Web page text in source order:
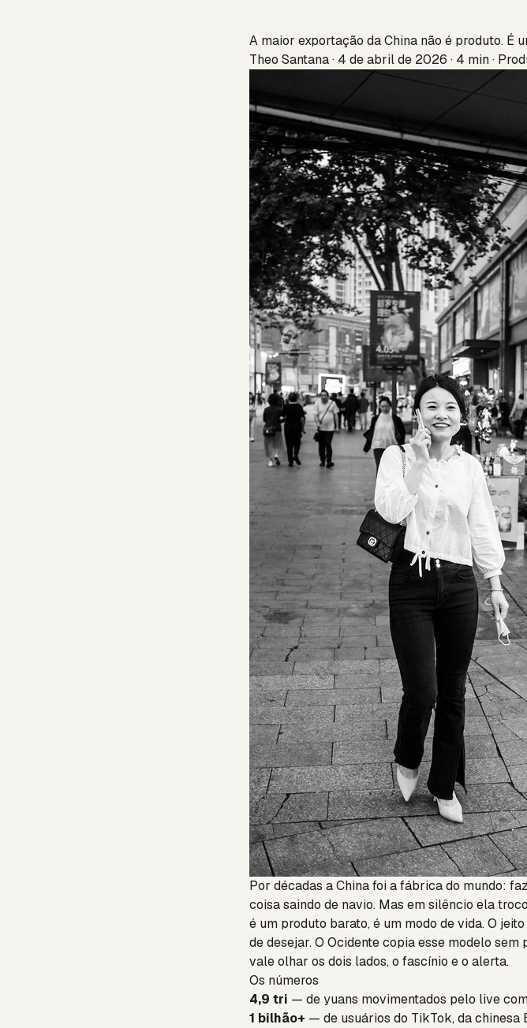
A maior exportação da China não é produto. É
Theo Santana · 4 de abril de 2026 · 4 min ·
Por décadas a China foi a fábrica do mundo:
coisa saindo de navio. Mas em silêncio ela
é um produto barato, é um modo de vida. O
de desejar. O Ocidente copia esse modelo
vale olhar os dois lados, o fascínio e o alerta.
Os números
4,9 tri — de yuans movimentados pelo live
1 bilhão+ — de usuários do TikTok, da chinesa